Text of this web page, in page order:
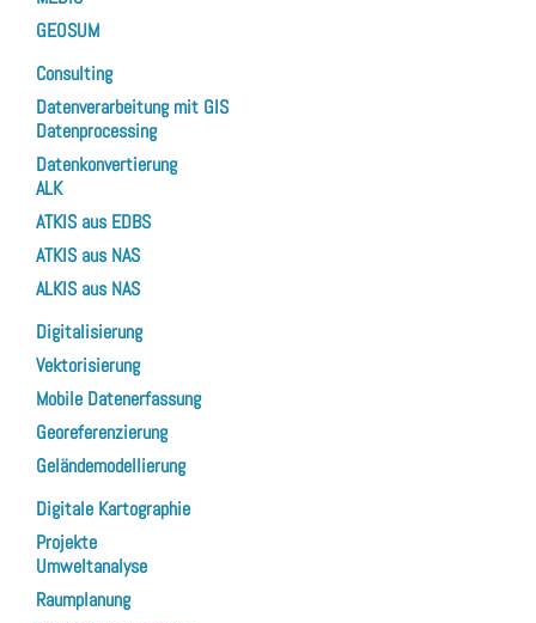
GEOSUM
Consulting
Datenverarbeitung mit GIS
Datenprocessing
Datenkonvertierung
ALK
ATKIS aus EDBS
ATKIS aus NAS
ALKIS aus NAS
Digitalisierung
Vektorisierung
Mobile Datenerfassung
Georeferenzierung
Geländemodellierung
Digitale Kartographie
Projekte
Umweltanalyse
Raumplanung